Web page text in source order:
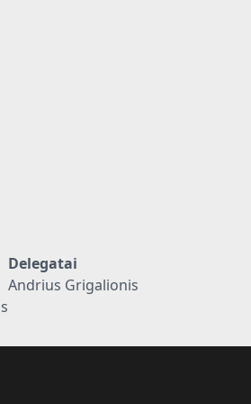
Delegatai
Andrius Grigalionis